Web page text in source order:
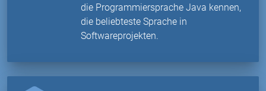
die Programmiersprache Java kennen,
die beliebteste Sprache in
Softwareprojekten.